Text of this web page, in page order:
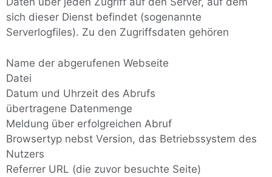
sich dieser Dienst befindet (sogenannte
Serverlogfiles). Zu den Zugriffsdaten gehören
Name der abgerufenen Webseite
Datei
Datum und Uhrzeit des Abrufs
übertragene Datenmenge
Meldung über erfolgreichen Abruf
Browsertyp nebst Version, das Betriebssystem des
Nutzers
Referrer URL (die zuvor besuchte Seite)